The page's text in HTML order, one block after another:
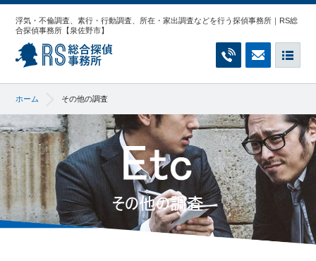
浮気・不倫調査、素行・行動調査、所在・家出調査などを行う探偵事務所｜RS総
合探偵事務所【泉佐野市】
ホーム その他の調査